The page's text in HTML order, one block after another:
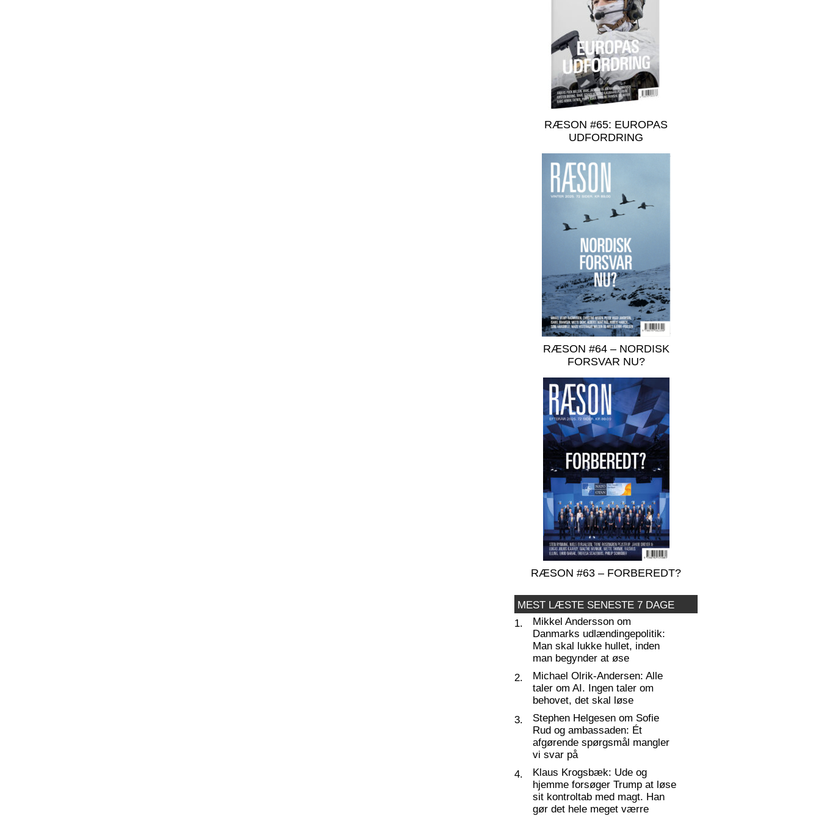
RÆSON #65: EUROPAS
UDFORDRING
RÆSON #64 – NORDISK
FORSVAR NU?
RÆSON #63 – FORBEREDT?
MEST LÆSTE SENESTE 7 DAGE
1.
Mikkel Andersson om
Danmarks udlændingepolitik:
Man skal lukke hullet, inden
man begynder at øse
2.
Michael Olrik-Andersen: Alle
taler om AI. Ingen taler om
behovet, det skal løse
3.
Stephen Helgesen om Sofie
Rud og ambassaden: Ét
afgørende spørgsmål mangler
vi svar på
4.
Klaus Krogsbæk: Ude og
hjemme forsøger Trump at løse
sit kontroltab med magt. Han
gør det hele meget værre